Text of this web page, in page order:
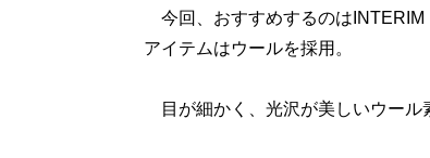
今回、おすすめするのはINTERIM
アイテムはウールを採用。
目が細かく、光沢が美しいウール